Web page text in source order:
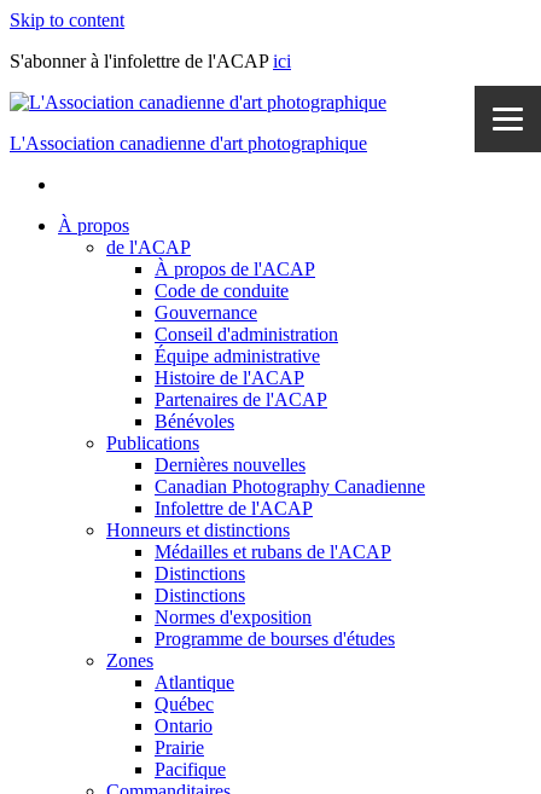
Skip to content
S'abonner à l'infolettre de l'ACAPici
L'Association canadienne d'art photographique
À propos
de l'ACAP
À propos de l'ACAP
Code de conduite
Gouvernance
Conseil d'administration
Équipe administrative
Histoire de l'ACAP
Partenaires de l'ACAP
Bénévoles
Publications
Dernières nouvelles
Canadian Photography Canadienne
Infolettre de l'ACAP
Honneurs et distinctions
Médailles et rubans de l'ACAP
Distinctions
Distinctions
Normes d'exposition
Programme de bourses d'études
Zones
Atlantique
Québec
Ontario
Prairie
Pacifique